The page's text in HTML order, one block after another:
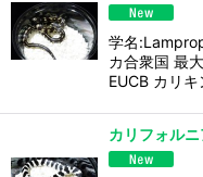
学名
カ合衆国 最
EUCB カリ
カリフォル